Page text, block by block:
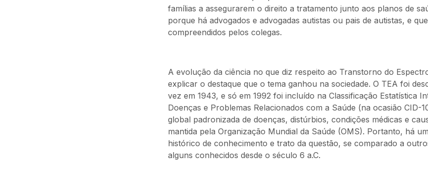
famílias a assegurarem o direito a tratamento junto aos planos de
porque há advogados e advogadas autistas ou pais de autistas, e
compreendidos pelos colegas.
A evolução da ciência no que diz respeito ao Transtorno do
explicar o destaque que o tema ganhou na sociedade. O TEA foi
vez em 1943, e só em 1992 foi incluído na Classificação Estatística
Doenças e Problemas Relacionados com a Saúde (na ocasião CID-
global padronizada de doenças, distúrbios, condições médicas e
mantida pela Organização Mundial da Saúde (OMS). Portanto, há
histórico de conhecimento e trato da questão, se comparado a
alguns conhecidos desde o século 6 a.C.